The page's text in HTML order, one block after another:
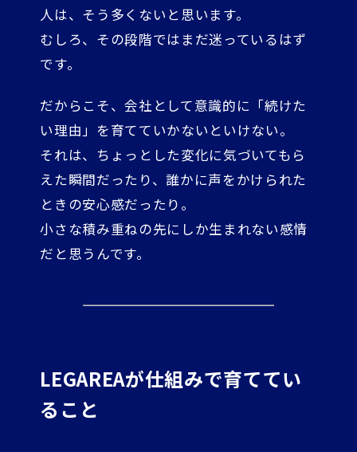
人は、そう多くないと思います。
むしろ、その段階ではまだ迷っているはず
です。
だからこそ、会社として意識的に「続けた
い理由」を育てていかないといけない。
それは、ちょっとした変化に気づいてもら
えた瞬間だったり、誰かに声をかけられた
ときの安心感だったり。
小さな積み重ねの先にしか生まれない感情
だと思うんです。
LEGAREAが仕組みで育ててい
ること